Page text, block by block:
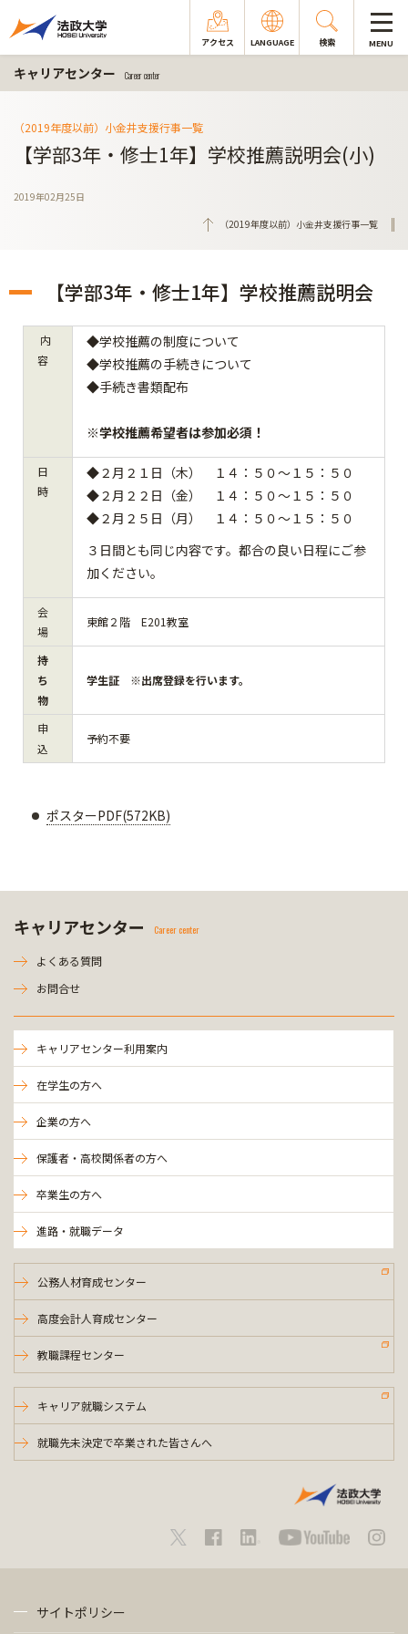
アクセス LANGUAGE 検索 MENU
キャリアセンター Career center
（2019年度以前）小金井支援行事一覧
【学部3年・修士1年】学校推薦説明会(小)
2019年02月25日
（2019年度以前）小金井支援行事一覧
【学部3年・修士1年】学校推薦説明会
内
容
◆学校推薦の制度について
◆学校推薦の手続きについて
◆手続き書類配布
※学校推薦希望者は参加必須！
日
時
◆２月２１日（木） １４：５０～１５：５０
◆２月２２日（金） １４：５０～１５：５０
◆２月２５日（月） １４：５０～１５：５０
３日間とも同じ内容です。都合の良い日程にご参
加ください。
会
場
東館２階 E201教室
持
ち
物
学生証 ※出席登録を行います。
申
込
予約不要
ポスターPDF(572KB)
キャリアセンター Career center
よくある質問
お問合せ
キャリアセンター利用案内
在学生の方へ
企業の方へ
保護者・高校関係者の方へ
卒業生の方へ
進路・就職データ
公務人材育成センター
高度会計人育成センター
教職課程センター
キャリア就職システム
就職先未決定で卒業された皆さんへ
サイトポリシー